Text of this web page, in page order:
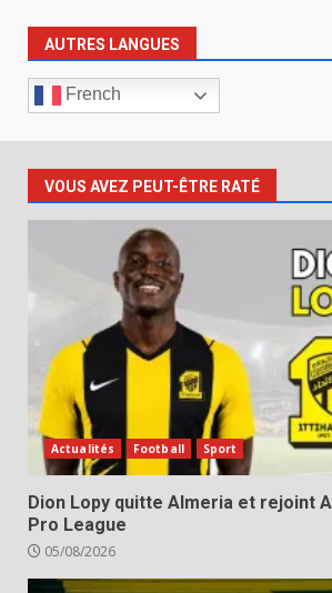
AUTRES LANGUES
French
VOUS AVEZ PEUT-ÊTRE RATÉ
Actualités Football Sport
Dion Lopy quitte Almeria et rejoint
Pro League
05/08/2026